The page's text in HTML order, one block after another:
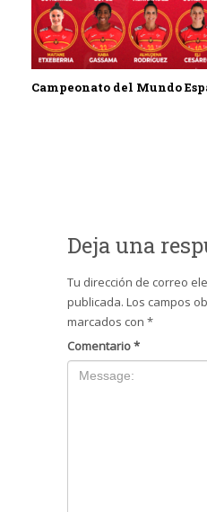
Campeonato del Mundo
Deja una
Tu dirección de correo
publicada. Los campos
marcados con *
Comentario*